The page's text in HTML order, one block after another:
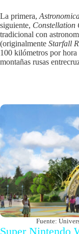
La primera,
siguiente, Constellation
tradicional con
(originalmente Starfall
100 kilómetros por
montañas rusas
Fuente:
Super Nintendo